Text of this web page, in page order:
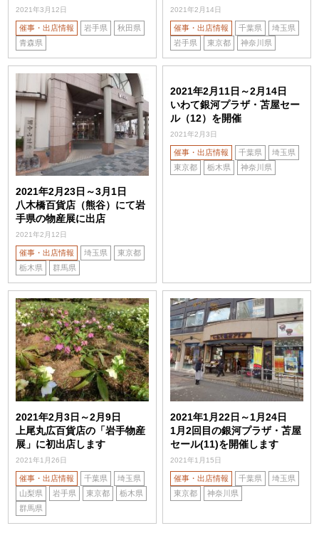
2021年3月12日
催事・出店情報 岩手県
秋田県
青森県
2021年2月14日
催事・出店情報 千葉県
埼玉県
岩手県
東京都 神奈川県
2021年2月23日～3月1日
八木橋百貨店（熊谷）にて岩
手県の物産展に出店
2021年2月12日
催事・出店情報 埼玉県
東京都
栃木県
群馬県
2021年2月11日～2月14日
いわて銀河プラザ・苫屋セー
ル（12）を開催
2021年2月3日
催事・出店情報 千葉県
埼玉県
東京都
栃木県 神奈川県
2021年2月3日～2月9日
上尾丸広百貨店の「岩手物産
展」に初出店します
2021年1月26日
催事・出店情報 千葉県
埼玉県
山梨県
岩手県 東京都
栃木県
群馬県
2021年1月22日～1月24日
1月2回目の銀河プラザ・苫屋
セール(11)を開催します
2021年1月15日
催事・出店情報 千葉県
埼玉県
東京都
神奈川県